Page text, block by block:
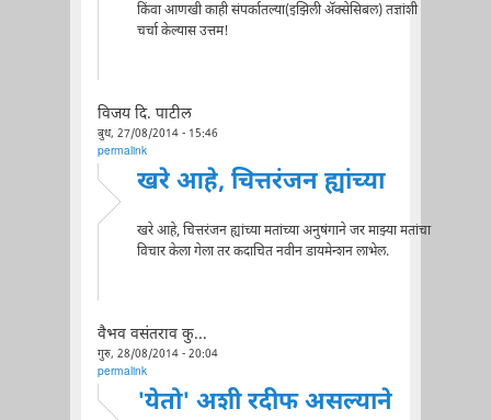
किंवा आणखी काही संपर्कातल्या(इझिली अ‍ॅक्सेसिबल) तज्ञांशी
चर्चा केल्यास उत्तम!
विजय दि. पाटील
बुध, 27/08/2014 - 15:46
permalink
खरे आहे, चित्तरंजन ह्यांच्या
खरे आहे, चित्तरंजन ह्यांच्या मतांच्या अनुषंगाने जर माझ्या मतांचा
विचार केला गेला तर कदाचित नवीन डायमेन्शन लाभेल.
वैभव वसंतराव कु...
गुरु, 28/08/2014 - 20:04
permalink
'येतो' अशी रदीफ असल्याने